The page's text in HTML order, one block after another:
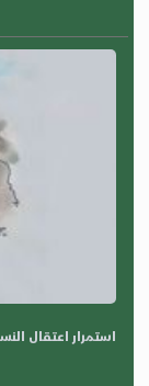
استمرار اعتقال